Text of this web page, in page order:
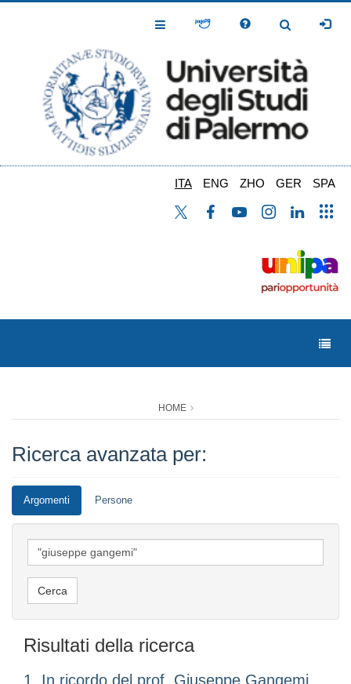
Toggle
Toggle
ITA ENG ZHO GER SPA
HOME
Ricerca avanzata per:
Argomenti Persone
Risultati della ricerca
1. In ricordo del prof. Giuseppe Gangemi